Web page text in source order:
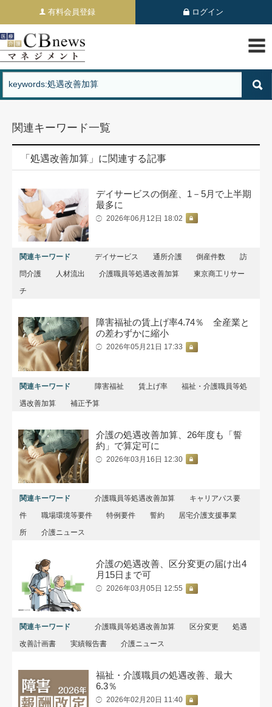
有料会員登録 ログイン
関連キーワード一覧
「処遇改善加算」に関連する記事
デイサービスの倒産、1－5月で上半期
最多に
2026年06月12日 18:02
関連キーワード デイサービス 通所介護 倒産件数
訪
問介護
人材流出 介護職員等処遇改善加算
東京商工リサー
チ
障害福祉の賃上げ率4.74％ 全産業と
の差わずかに縮小
2026年05月21日 17:33
関連キーワード 障害福祉 賃上げ率
福祉・介護職員等処
遇改善加算
補正予算
介護の処遇改善加算、26年度も「誓
約」で算定可に
2026年03月16日 12:30
関連キーワード 介護職員等処遇改善加算
キャリアパス要
件
職場環境等要件 特例要件 誓約
居宅介護支援事業
所
介護ニュース
介護の処遇改善、区分変更の届け出4
月15日まで可
2026年03月05日 12:55
関連キーワード 介護職員等処遇改善加算 区分変更
処遇
改善計画書
実績報告書 介護ニュース
福祉・介護職員の処遇改善、最大
6.3％
2026年02月20日 11:40